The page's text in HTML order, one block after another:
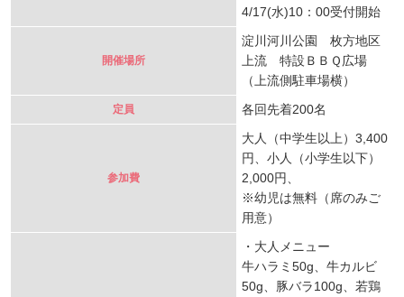
4/17(水)10：00受付開始
開催場所
淀川河川公園 枚方地区
上流 特設ＢＢＱ広場
（上流側駐車場横）
定員 各回先着200名
参加費
大人（中学生以上）3,400
円、小人（小学生以下）
2,000円、
※幼児は無料（席のみご
用意）
・大人メニュー
牛ハラミ50g、牛カルビ
50g、豚バラ100g、若鶏